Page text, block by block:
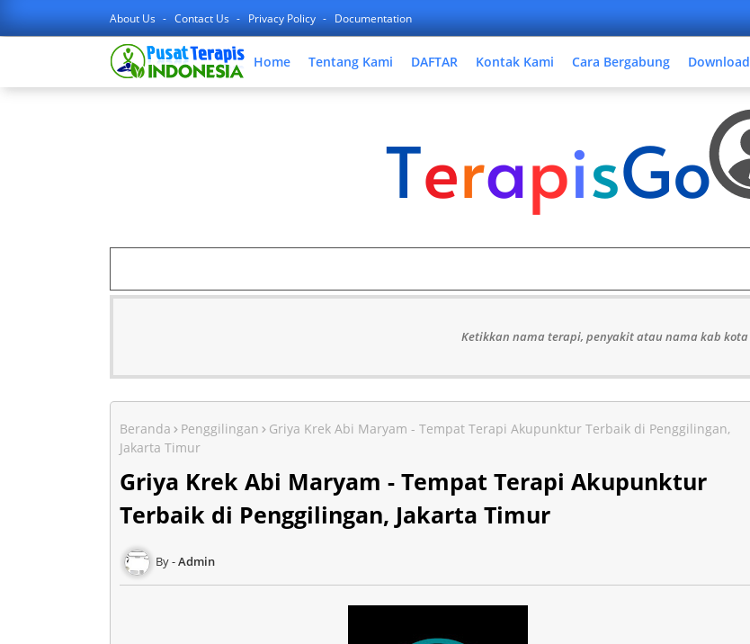
About Us Contact Us Privacy Policy Documentation
Home Tentang Kami DAFTAR Kontak Kami Cara Bergabung Download
Ketikkan nama terapi, penyakit atau nama kab kota
Beranda Penggilingan
Griya Krek Abi Maryam - Tempat Terapi Akupunktur Terbaik di Penggilingan,
Jakarta Timur
Griya Krek Abi Maryam - Tempat Terapi Akupunktur
Terbaik di Penggilingan, Jakarta Timur
Admin